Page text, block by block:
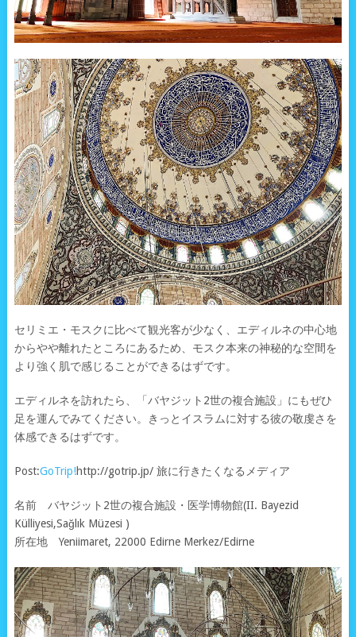
セリミエ・モスクに比べて観光客が少なく、エディルネの中心地
からやや離れたところにあるため、モスク本来の神秘的な空間を
より強く肌で感じることができるはずです。
エディルネを訪れたら、「バヤジット2世の複合施設」にもぜひ
足を運んでみてください。きっとイスラムに対する彼の敬虔さを
体感できるはずです。
Post:GoTrip!http://gotrip.jp/ 旅に行きたくなるメディア
名前 バヤジット2世の複合施設・医学博物館(II. Bayezid
Külliyesi,Sağlık Müzesi )
所在地 Yeniimaret, 22000 Edirne Merkez/Edirne